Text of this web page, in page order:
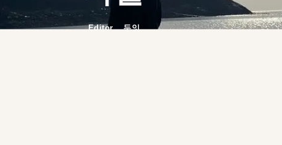
Editor 두잇